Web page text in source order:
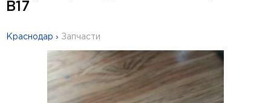
B17
Краснодар › Запчасти